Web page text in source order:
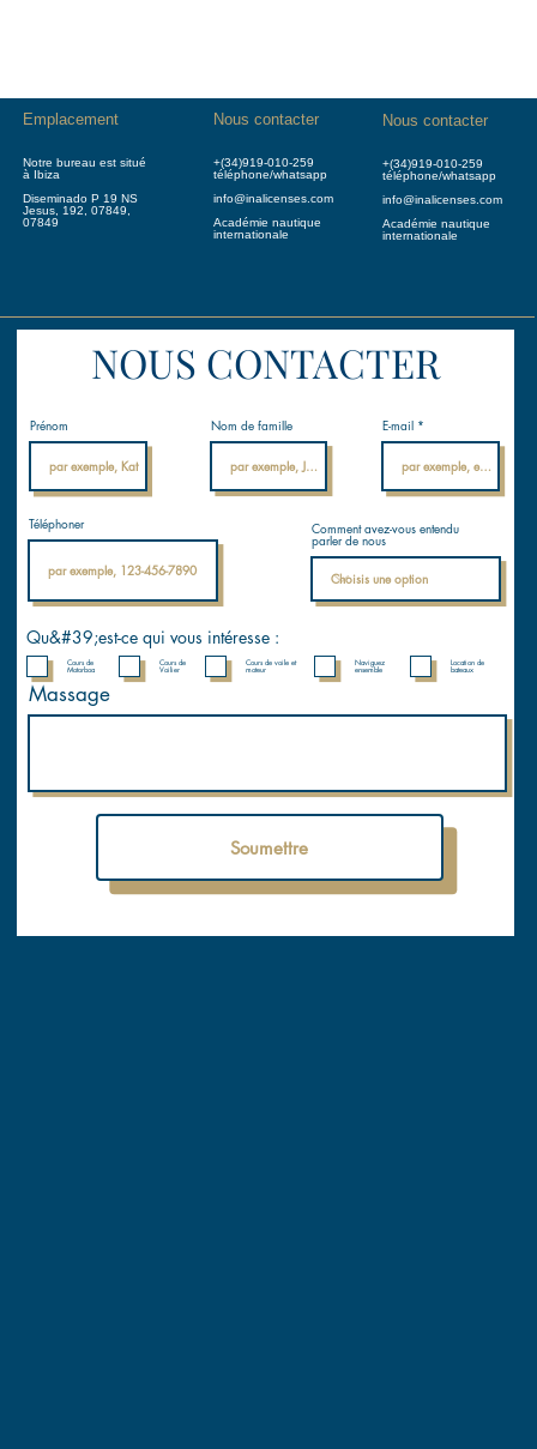
Nous contacter
+(34)919-010-259
téléphone/whatsapp
info@inalicenses.com
Académie nautique
internationale
Emplacement
Notre bureau est situé
à Ibiza
Diseminado P 19 NS
Jesus, 192, 07849,
07849
NOUS CONTACTER
Prénom Nom de famille E-mail
Téléphoner
Soumettre
Qu&#39;est-ce qui vous intéresse :
Cours de
Motorboa
Cours de
Voilier
Cours de voile et
moteur
Naviguez
ensemble
Location de
bateaux
Comment avez-vous entendu
parler de nous
Massage
Nous contacter
+(34)919-010-259
téléphone/whatsapp
info@inalicenses.com
Académie nautique
internationale